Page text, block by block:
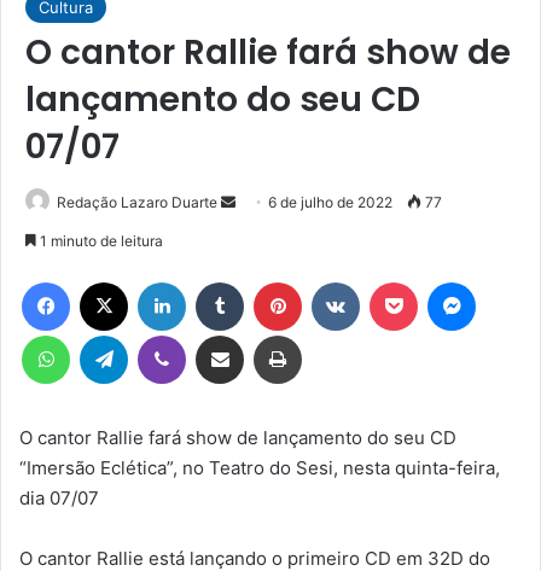
Cultura
O cantor Rallie fará show de
lançamento do seu CD
07/07
Redação Lazaro Duarte
Mande
mail
6 de julho de 2022 77
1 minuto de leitura
Facebook Linkedin Tumblr Pinterest Pocket
WhatsAppTelegram Viber Compartilhar via e-mail Imprimir
O cantor Rallie fará show de lançamento do seu CD
“Imersão Eclética”, no Teatro do Sesi, nesta quinta-feira,
dia 07/07
O cantor Rallie está lançando o primeiro CD em 32D do